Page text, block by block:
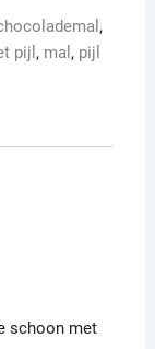
,
pijl , mal , pijl
schoon met